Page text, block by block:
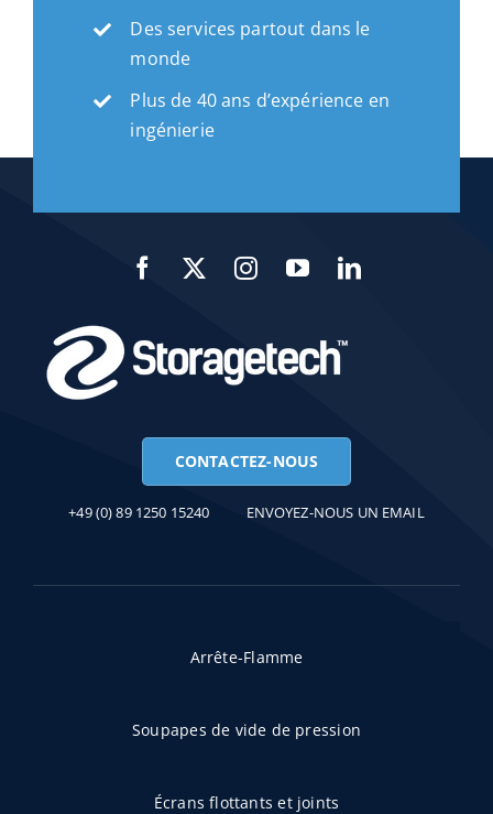
Des services partout dans le
monde
Plus de 40 ans d’expérience en
ingénierie
CONTACTEZ-NOUS
Arrête-Flamme
Soupapes de vide de pression
Écrans flottants et joints
+49 (0) 89 1250 15240 ENVOYEZ-NOUS UN EMAIL